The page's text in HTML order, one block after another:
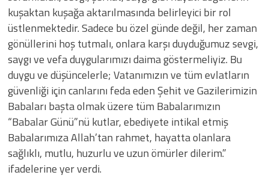
kuşaktan kuşağa aktarılmasında belirleyici bir rol
üstlenmektedir. Sadece bu özel günde değil, her zaman
gönüllerini hoş tutmalı, onlara karşı duyduğumuz sevgi,
saygı ve vefa duygularımızı daima göstermeliyiz. Bu
duygu ve düşüncelerle; Vatanımızın ve tüm evlatların
güvenliği için canlarını feda eden Şehit ve Gazilerimizin
Babaları başta olmak üzere tüm Babalarımızın
“Babalar Günü”nü kutlar, ebediyete intikal etmiş
Babalarımıza Allah’tan rahmet, hayatta olanlara
sağlıklı, mutlu, huzurlu ve uzun ömürler dilerim.”
ifadelerine yer verdi.